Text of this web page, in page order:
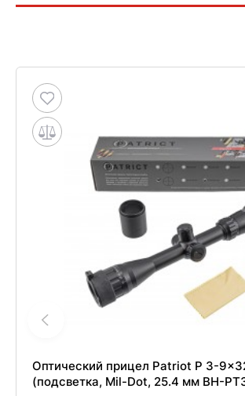
Оптический прицел Patriot P 3-
(подсветка, Mil-Dot, 25.4 мм BH-